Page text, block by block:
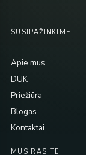
SUSIPAŽINKIME
Apie mus
DUK
Priežiūra
Blogas
Kontaktai
MUS RASITE